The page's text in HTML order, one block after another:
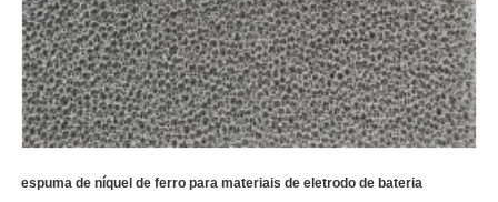
espuma de níquel de ferro para materiais de eletrodo de bateria